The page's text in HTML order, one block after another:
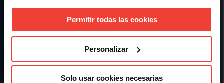
Permitir todas las cookies
Personalizar
Solo usar cookies necesarias